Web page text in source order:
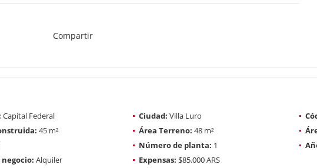
Compartir
Capital Federal Ciudad: Villa Luro
45 m² Área Terreno: 48 m²
Número de planta: 1
Alquiler Expensas: $85.000 ARS